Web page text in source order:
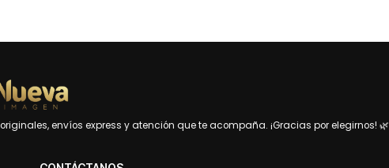
envíos express y atención que te acompaña. ¡Gracias por elegirnos! 🌿